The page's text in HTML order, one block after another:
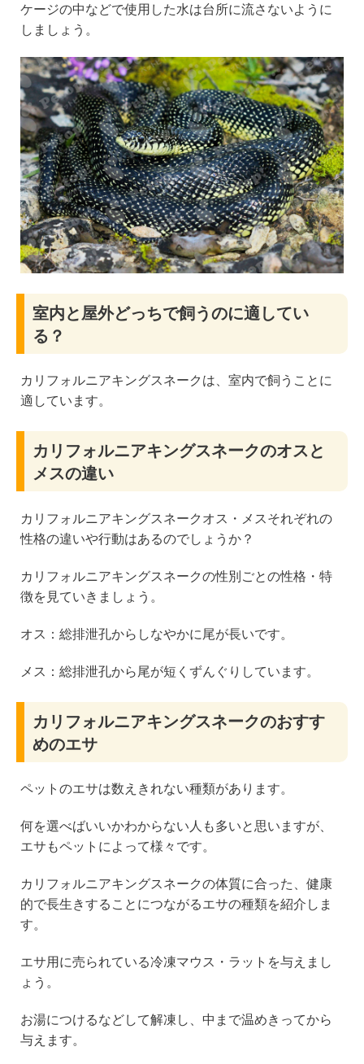
ケージの中などで使用した水は台所に流さないように
しましょう。
室内と屋外どっちで飼うのに適してい
る？
カリフォルニアキングスネークは、室内で飼うことに
適しています。
カリフォルニアキングスネークのオスと
メスの違い
カリフォルニアキングスネークオス・メスそれぞれの
性格の違いや行動はあるのでしょうか？
カリフォルニアキングスネークの性別ごとの性格・特
徴を見ていきましょう。
オス：総排泄孔からしなやかに尾が長いです。
メス：総排泄孔から尾が短くずんぐりしています。
カリフォルニアキングスネークのおすす
めのエサ
ペットのエサは数えきれない種類があります。
何を選べばいいかわからない人も多いと思いますが、
エサもペットによって様々です。
カリフォルニアキングスネークの体質に合った、健康
的で長生きすることにつながるエサの種類を紹介しま
す。
エサ用に売られている冷凍マウス・ラットを与えまし
ょう。
お湯につけるなどして解凍し、中まで温めきってから
与えます。